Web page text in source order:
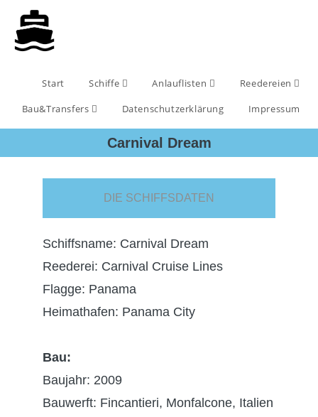
Start Schiffe Anlauflisten
Reedereien
Bau&Transfers
Datenschutzerklärung Impressum
Carnival Dream
DIE SCHIFFSDATEN
Schiffsname: Carnival Dream
Reederei: Carnival Cruise Lines
Flagge: Panama
Heimathafen: Panama City
Bau:
Baujahr: 2009
Bauwerft: Fincantieri, Monfalcone, Italien